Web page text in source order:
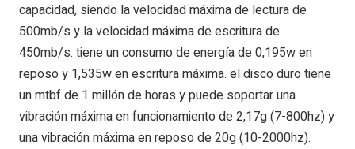
capacidad, siendo la velocidad máxima de lectura de
500mb/s y la velocidad máxima de escritura de
450mb/s. tiene un consumo de energía de 0,195w en
reposo y 1,535w en escritura máxima. el disco duro tiene
un mtbf de 1 millón de horas y puede soportar una
vibración máxima en funcionamiento de 2,17g (7-800hz) y
una vibración máxima en reposo de 20g (10-2000hz).